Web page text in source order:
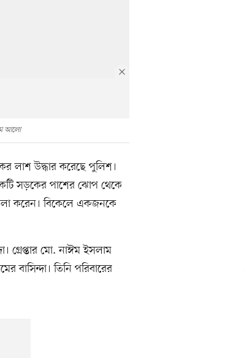
আলো
লাশ উদ্ধার করেছে পুলিশ।
সড়কের পাশের ঝোপ থেকে
করেন। বিকেলে একজনকে
গ্রেপ্তার মো. নাঈম ইসলাম
বাসিন্দা। তিনি পরিবারের